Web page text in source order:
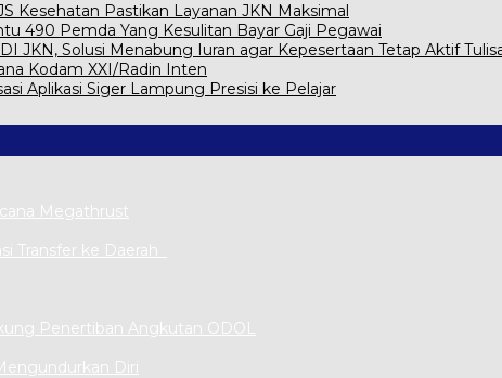
Kesehatan Pastikan Layanan JKN Maksimal
490 Pemda Yang Kesulitan Bayar Gaji Pegawai
JKN, Solusi Menabung Iuran agar Kepesertaan Tetap Aktif
Kodam XXI/Radin Inten
Aplikasi Siger Lampung Presisi ke Pelajar
Megathrust
Transfer ke Daerah
Penertiban Angkutan ODOL
Diri